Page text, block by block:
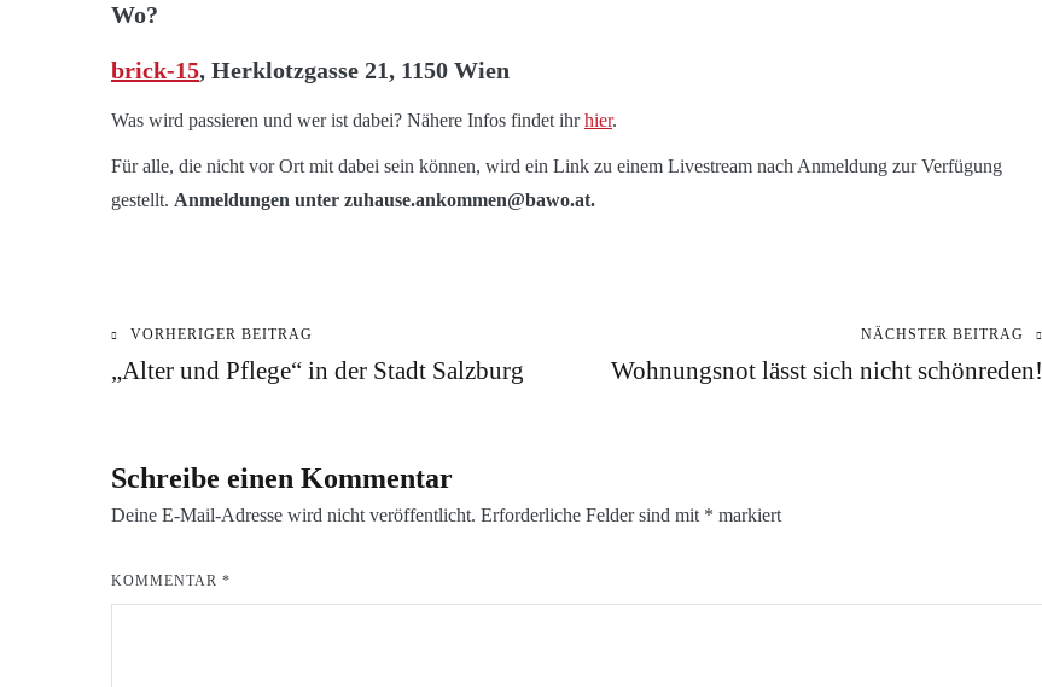
Wo?
brick-15, Herklotzgasse 21, 1150 Wien
Was wird passieren und wer ist dabei? Nähere Infos findet ihrhier.
Für alle, die nicht vor Ort mit dabei sein können, wird ein Link zu einem Livestream nach Anmeldung zur Verfügung
gestellt. Anmeldungen unter zuhause.ankommen@bawo.at.
KATEGORIE:
Beitragsnavigation
VORHERIGER BEITRAG
„Alter und Pflege“ in der Stadt Salzburg
NÄCHSTER BEITRAG
Wohnungsnot lässt sich nicht schönreden!
Schreibe einen Kommentar
Deine E-Mail-Adresse wird nicht veröffentlicht. Erforderliche Felder sind mit * markiert
KOMMENTAR *